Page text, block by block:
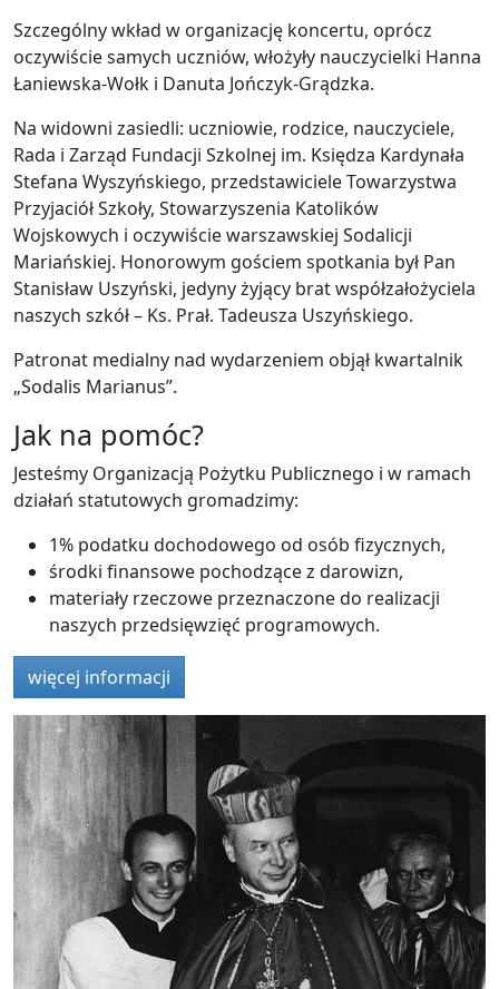
Szczególny wkład w organizację koncertu, oprócz
oczywiście samych uczniów, włożyły nauczycielki Hanna
Łaniewska-Wołk i Danuta Jończyk-Grądzka.
Na widowni zasiedli: uczniowie, rodzice, nauczyciele,
Rada i Zarząd Fundacji Szkolnej im. Księdza Kardynała
Stefana Wyszyńskiego, przedstawiciele Towarzystwa
Przyjaciół Szkoły, Stowarzyszenia Katolików
Wojskowych i oczywiście warszawskiej Sodalicji
Mariańskiej. Honorowym gościem spotkania był Pan
Stanisław Uszyński, jedyny żyjący brat współzałożyciela
naszych szkół – Ks. Prał. Tadeusza Uszyńskiego.
Patronat medialny nad wydarzeniem objął kwartalnik
„Sodalis Marianus”.
Jak na pomóc?
Jesteśmy Organizacją Pożytku Publicznego i w ramach
działań statutowych gromadzimy:
1% podatku dochodowego od osób fizycznych,
środki finansowe pochodzące z darowizn,
materiały rzeczowe przeznaczone do realizacji
naszych przedsięwzięć programowych.
więcej informacji